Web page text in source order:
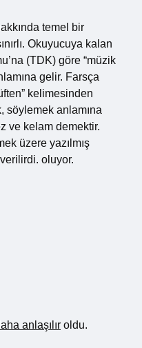
temel bir
Okuyucuya kalan
(TDK) göre “müzik
gelir. Farsça
kelimesinden
söylemek anlamına
ve kelam demektir.
üzere yazılmış
oluyor.
anlaşılır oldu.